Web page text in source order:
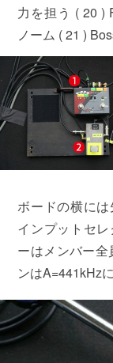
力を担う ( 20 )
ノーム ( 21 )
ボードの横に
インプットセ
ーはメンバー全
ンはA=441kHz